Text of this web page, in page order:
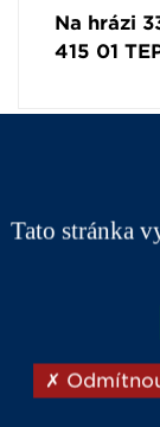
Na hrázi
415 01
Po - Pá
Tato stránka